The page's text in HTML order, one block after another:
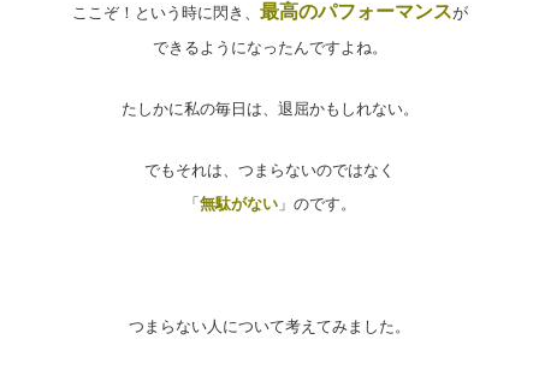
ここぞ！という時に閃き、 最高のパフォーマンスが
できるようになったんですよね。
たしかに私の毎日は、退屈かもしれない。
でもそれは、つまらないのではなく
「 無駄がない」のです。
つまらない人について考えてみました。